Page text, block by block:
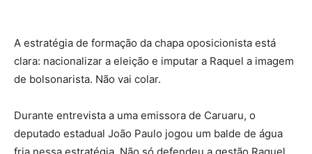
A estratégia de formação da chapa oposicionista está
clara: nacionalizar a eleição e imputar a Raquel a imagem
de bolsonarista. Não vai colar.
Durante entrevista a uma emissora de Caruaru, o
deputado estadual João Paulo jogou um balde de água
fria nessa estratégia. Não só defendeu a gestão Raquel,